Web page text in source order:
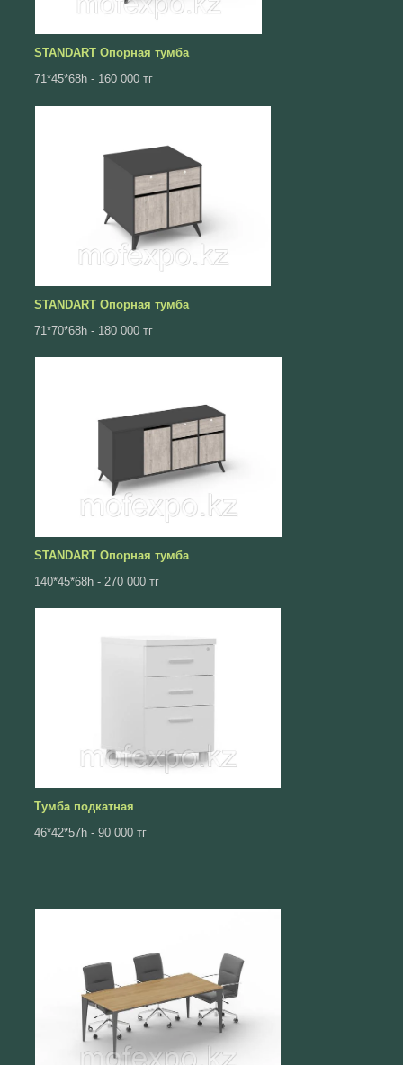
STANDART Опорная тумба
71*45*68h - 160 000 тг
STANDART Опорная тумба
71*70*68h - 180 000 тг
STANDART Опорная тумба
140*45*68һ - 270 000 тг
Тумба подкатная
46*42*57һ - 90 000 тг